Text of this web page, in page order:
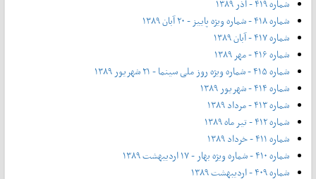
شماره ۴۱۹ - آذر ۱۳۸۹
شماره ۴۱۸ - شماره ویژه پاییز - ۲۰ آبان ۱۳۸۹
شماره ۴۱۷ - آبان ۱۳۸۹
شماره ۴۱۶ - مهر ۱۳۸۹
شماره ۴۱۵ - شماره ویژه روز ملی سینما - ۲۱ شهریور ۱۳۸۹
شماره ۴۱۴ - شهریور ۱۳۸۹
شماره ۴۱۳ - مرداد ۱۳۸۹
شماره ۴۱۲ - تیر ماه ۱۳۸۹
شماره ۴۱۱ - خرداد ۱۳۸۹
شماره ۴۱۰ - شماره ویژه بهار - ۱۷ اردیبهشت ۱۳۸۹
شماره ۴۰۹ - اردیبهشت ۱۳۸۹